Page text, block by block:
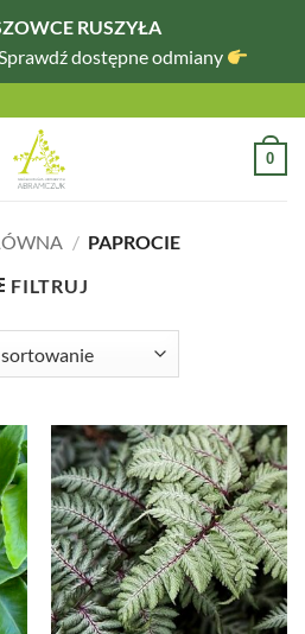
RUSZYŁA
dostępne odmiany
0
/ PAPROCIE
FILTRUJ